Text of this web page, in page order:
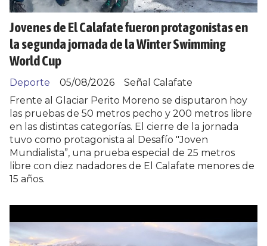
Jovenes de El Calafate fueron protagonistas en
la segunda jornada de la Winter Swimming
World Cup
Señal Calafate
Deporte
05/08/2026
Frente al Glaciar Perito Moreno se disputaron hoy
las pruebas de 50 metros pecho y 200 metros libre
en las distintas categorías. El cierre de la jornada
tuvo como protagonista al Desafío "Joven
Mundialista”, una prueba especial de 25 metros
libre con diez nadadores de El Calafate menores de
15 años.